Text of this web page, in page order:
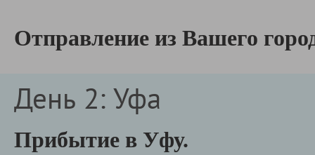
Отправление из Вашего
День 2: Уфа
Прибытие в Уфу.